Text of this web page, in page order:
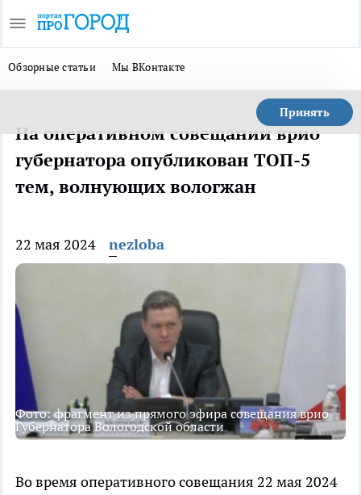
Обзорные статьи Мы ВКонтакте
Принять
На оперативном совещании врио
губернатора опубликован ТОП-5
тем, волнующих вологжан
22 мая 2024 nezloba
Фото: фрагмент из прямого эфира совещания врио
Губернатора Вологодской области
Во время оперативного совещания 22 мая 2024